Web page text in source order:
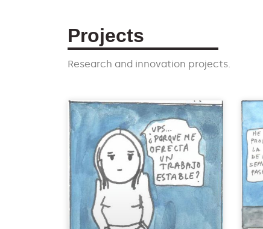
Projects
Research and innovation projects.